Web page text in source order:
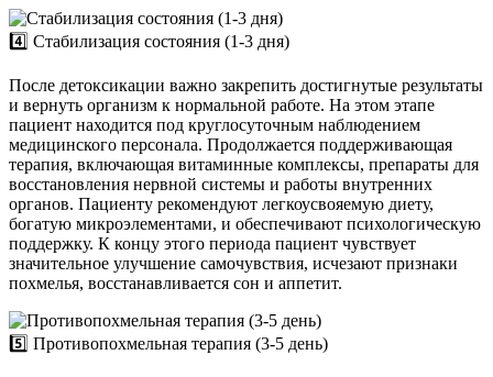
4️⃣ Стабилизация состояния (1-3 дня)
После детоксикации важно закрепить достигнутые результаты
и вернуть организм к нормальной работе. На этом этапе
пациент находится под круглосуточным наблюдением
медицинского персонала. Продолжается поддерживающая
терапия, включающая витаминные комплексы, препараты для
восстановления нервной системы и работы внутренних
органов. Пациенту рекомендуют легкоусвояемую диету,
богатую микроэлементами, и обеспечивают психологическую
поддержку. К концу этого периода пациент чувствует
значительное улучшение самочувствия, исчезают признаки
похмелья, восстанавливается сон и аппетит.
5️⃣ Противопохмельная терапия (3-5 день)